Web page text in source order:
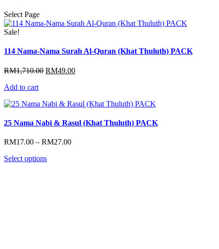
Select Page
Sale!
114 Nama-Nama Surah Al-Quran (Khat Thuluth) PACK
RM1,710.00 Original
RM49.00Current
Add to cart
25 Nama Nabi & Rasul (Khat Thuluth) PACK
RM17.00 – RM27.00Price
Select options